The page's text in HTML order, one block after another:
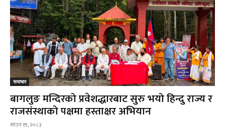
समाचार
बागलुङ मन्दिरको प्रवेशद्धारबाट सुरु भयो हिन्दु राज्य र
राजसंस्थाको पक्षमा हस्ताक्षर अभियान
साउन १९, २०८३